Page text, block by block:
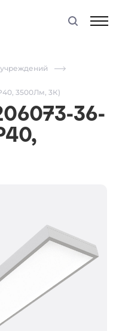
3500Лм, 3К)
36-